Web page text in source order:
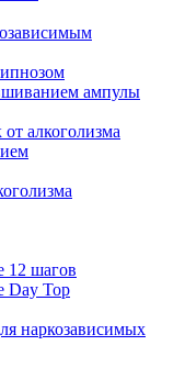
ампулы
алкоголизма
12 шагов
Day Top
наркозависимых